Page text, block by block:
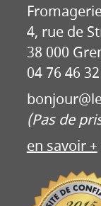
4, rue de
38 000
04 76 46
(Pas de
en savoir +